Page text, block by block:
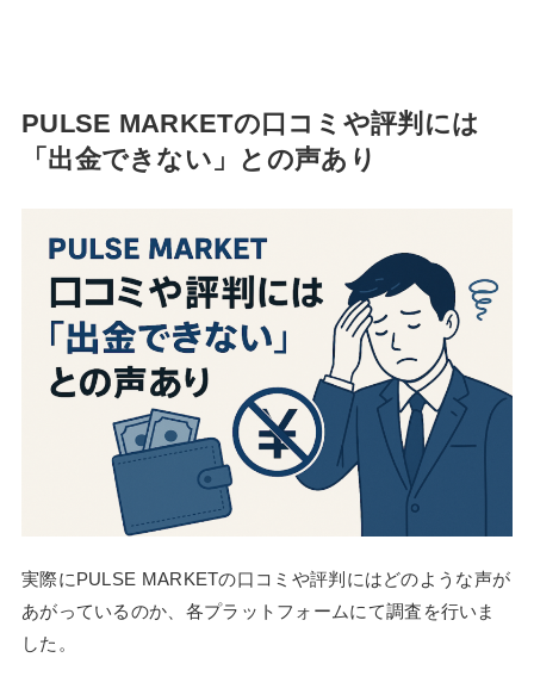
PULSE MARKETの口コミや評判には
「出金できない」との声あり
実際にPULSE MARKETの口コミや評判にはどのような声が
あがっているのか、各プラットフォームにて調査を行いま
した。